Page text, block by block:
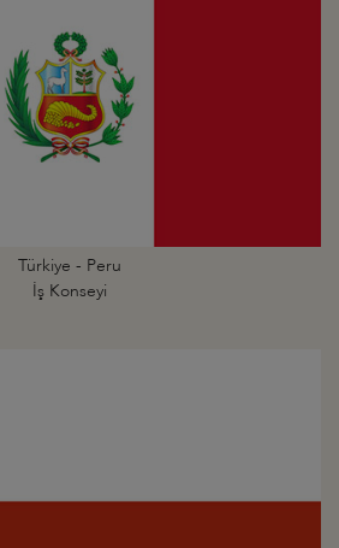
Türkiye - Peru
İş Konseyi